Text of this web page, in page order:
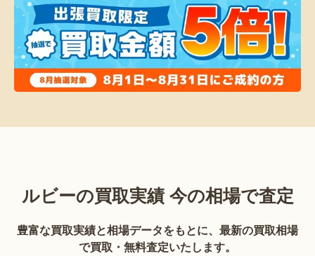
ルビーの買取実績 今の相場で査定
豊富な買取実績と相場データをもとに、最新の買取相場
で買取・無料査定いたします。